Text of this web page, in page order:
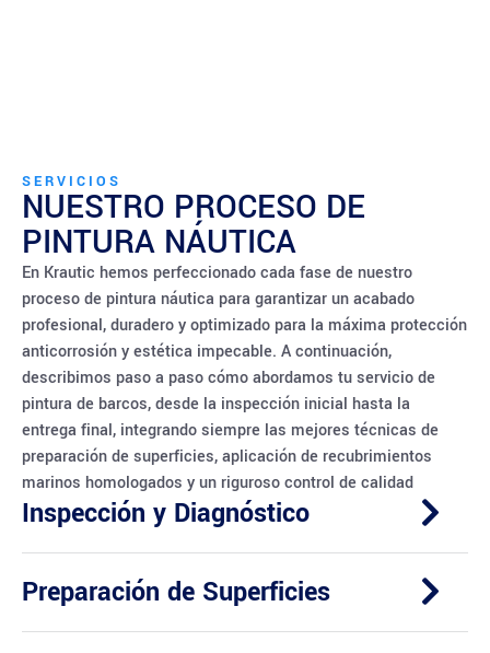
SERVICIOS
NUESTRO PROCESO DE
PINTURA NÁUTICA
En Krautic hemos perfeccionado cada fase de nuestro
proceso de pintura náutica para garantizar un acabado
profesional, duradero y optimizado para la máxima protección
anticorrosión y estética impecable. A continuación,
describimos paso a paso cómo abordamos tu servicio de
pintura de barcos, desde la inspección inicial hasta la
entrega final, integrando siempre las mejores técnicas de
preparación de superficies, aplicación de recubrimientos
marinos homologados y un riguroso control de calidad
Inspección y Diagnóstico
Preparación de Superficies